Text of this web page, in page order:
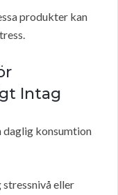
produkter kan
Intag
daglig konsumtion
stressnivå eller